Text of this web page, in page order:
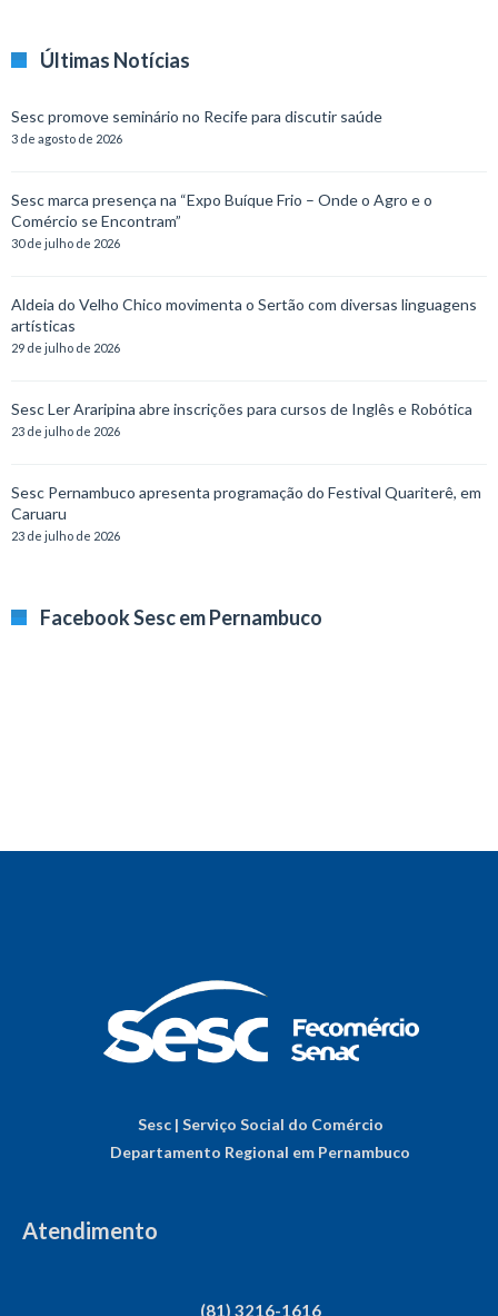
Últimas Notícias
Sesc promove seminário no Recife para discutir saúde
3 de agosto de 2026
Sesc marca presença na “Expo Buíque Frio – Onde o Agro e o
Comércio se Encontram”
30 de julho de 2026
Aldeia do Velho Chico movimenta o Sertão com diversas linguagens
artísticas
29 de julho de 2026
Sesc Ler Araripina abre inscrições para cursos de Inglês e Robótica
23 de julho de 2026
Sesc Pernambuco apresenta programação do Festival Quariterê, em
Caruaru
23 de julho de 2026
Facebook Sesc em Pernambuco
Sesc | Serviço Social do Comércio
Departamento Regional em Pernambuco
Atendimento
(81) 3216-1616